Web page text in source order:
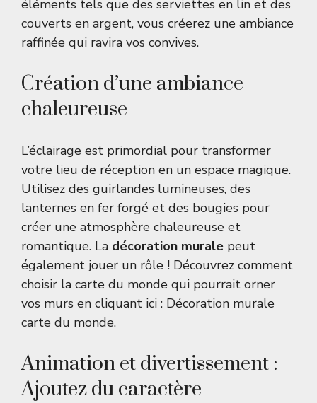
éléments tels que des serviettes en lin et des
couverts en argent, vous créerez une ambiance
raffinée qui ravira vos convives.
Création d’une ambiance
chaleureuse
L’éclairage est primordial pour transformer
votre lieu de réception en un espace magique.
Utilisez des guirlandes lumineuses, des
lanternes en fer forgé et des bougies pour
créer une atmosphère chaleureuse et
romantique. La décoration murale peut
également jouer un rôle ! Découvrez comment
choisir la carte du monde qui pourrait orner
vos murs en cliquant ici : Décoration murale
carte du monde.
Animation et divertissement :
Ajoutez du caractère